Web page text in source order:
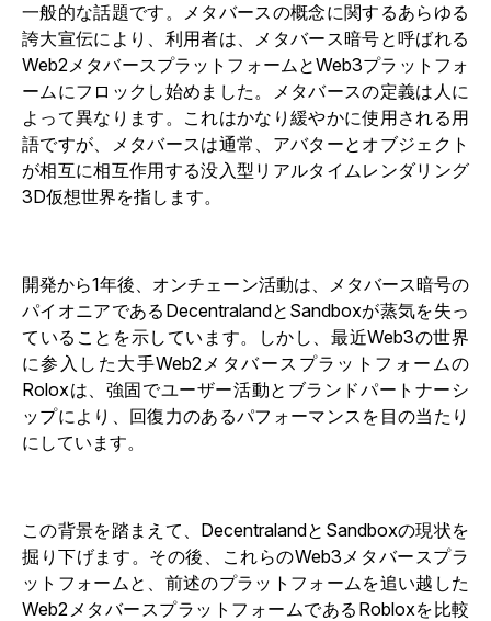
一般的な話題です。メタバースの概念に関するあらゆる
誇大宣伝により、利用者は、メタバース暗号と呼ばれる
Web2メタバースプラットフォームとWeb3プラットフォ
ームにフロックし始めました。メタバースの定義は人に
よって異なります。これはかなり緩やかに使用される用
語ですが、メタバースは通常、アバターとオブジェクト
が相互に相互作用する没入型リアルタイムレンダリング
3D仮想世界を指します。
開発から1年後、オンチェーン活動は、メタバース暗号の
パイオニアであるDecentralandとSandboxが蒸気を失っ
ていることを示しています。しかし、最近Web3の世界
に参入した大手Web2メタバースプラットフォームの
Roloxは、強固でユーザー活動とブランドパートナーシ
ップにより、回復力のあるパフォーマンスを目の当たり
にしています。
この背景を踏まえて、DecentralandとSandboxの現状を
掘り下げます。その後、これらのWeb3メタバースプラ
ットフォームと、前述のプラットフォームを追い越した
Web2メタバースプラットフォームであるRobloxを比較